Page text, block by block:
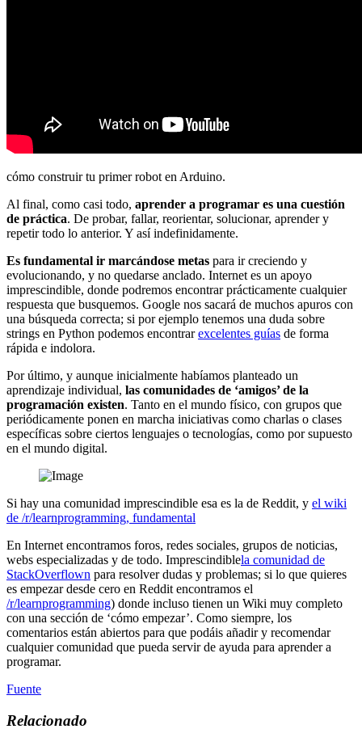
cómo construir tu primer robot en Arduino.
Al final, como casi todo, aprender a programar es una cuestión
de práctica. De probar, fallar, reorientar, solucionar, aprender y
repetir todo lo anterior. Y así indefinidamente.
Es fundamental ir marcándose metas para ir creciendo y
evolucionando, y no quedarse anclado. Internet es un apoyo
imprescindible, donde podremos encontrar prácticamente cualquier
respuesta que busquemos. Google nos sacará de muchos apuros con
una búsqueda correcta; si por ejemplo tenemos una duda sobre
strings en Python podemos encontrarexcelentes guías de forma
rápida e indolora.
Por último, y aunque inicialmente habíamos planteado un
aprendizaje individual, las comunidades de ‘amigos’ de la
programación existen. Tanto en el mundo físico, con grupos que
periódicamente ponen en marcha iniciativas como charlas o clases
específicas sobre ciertos lenguajes o tecnologías, como por supuesto
en el mundo digital.
Si hay una comunidad imprescindible esa es la de Reddit, y el wiki
de /r/learnprogramming, fundamental
En Internet encontramos foros, redes sociales, grupos de noticias,
webs especializadas y de todo. Imprescindiblela comunidad de
StackOverflown para resolver dudas y problemas; si lo que quieres
es empezar desde cero en Reddit encontramos el
/r/learnprogramming) donde incluso tienen un Wiki muy completo
con una sección de ‘cómo empezar’. Como siempre, los
comentarios están abiertos para que podáis añadir y recomendar
cualquier comunidad que pueda servir de ayuda para aprender a
programar.
Fuente
Relacionado